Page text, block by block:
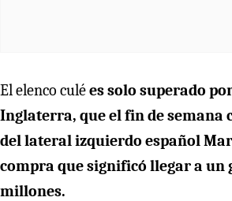
El elenco culées solo superado
Inglaterra, que el fin de semana
del lateral izquierdo español
compra que significó llegar a un
millones.